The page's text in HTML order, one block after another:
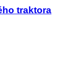
traktora